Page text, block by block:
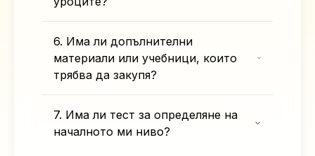
6. Има ли допълнителни
материали или учебници, които
трябва да закупя?
7. Има ли тест за определяне на
началното ми ниво?